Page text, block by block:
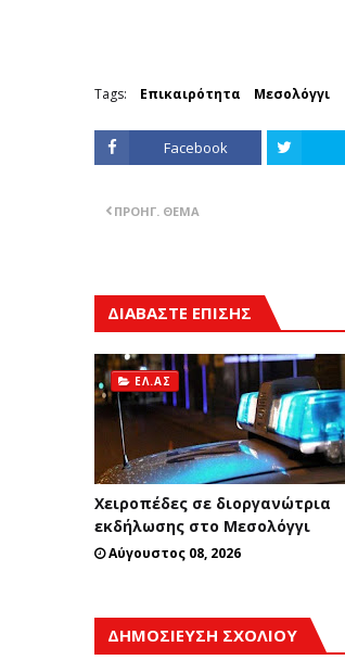
Tags: Επικαιρότητα Μεσολόγγι
Facebook
ΠΡΟΗΓ. ΘΈΜΑ
ΔΙΑΒΑΣΤΕ ΕΠΙΣΗΣ
ΕΛ.ΑΣ
Χειροπέδες σε διοργανώτρια
εκδήλωσης στο Μεσολόγγι
Αύγουστος 08, 2026
ΔΗΜΟΣΊΕΥΣΗ ΣΧΟΛΊΟΥ